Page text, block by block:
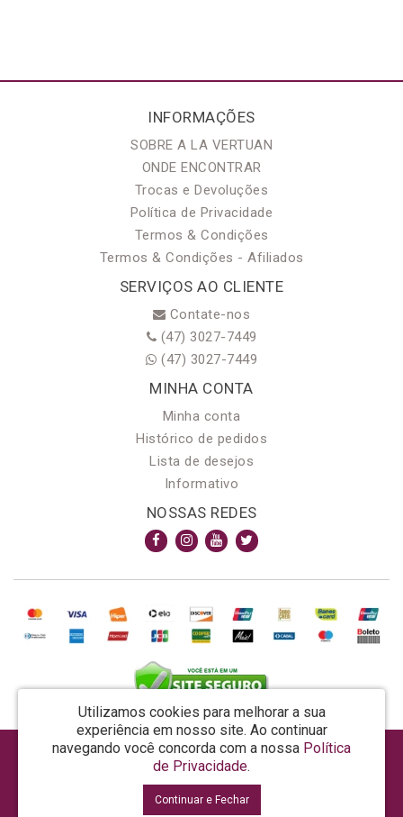
INFORMAÇÕES
SOBRE A LA VERTUAN
ONDE ENCONTRAR
Trocas e Devoluções
Política de Privacidade
Termos & Condições
Termos & Condições - Afiliados
SERVIÇOS AO CLIENTE
Contate-nos
(47) 3027-7449
(47) 3027-7449
MINHA CONTA
Minha conta
Histórico de pedidos
Lista de desejos
Informativo
NOSSAS REDES
Utilizamos cookies para melhorar a sua
experiência em nosso site. Ao continuar
navegando você concorda com a nossa Política
de Privacidade.
Continuar e Fechar
AROMA & MAGIA MANUF DE PROD COSMECEUTICOS LTDA EPP - CNPJ: 81.362.295/0001-48
Rua da Prosperidade, 480 - Araquari - SC - CEP: 89245-000
La Vertuan © 2026